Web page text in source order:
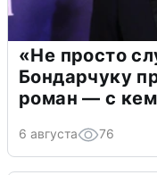
«Не просто
Бондарчуку
роман — с кем
6 августа 76